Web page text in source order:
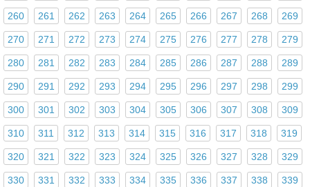
260 261 262 263 264 265 266 267 268 269
270 271 272 273 274 275 276 277 278 279
280 281 282 283 284 285 286 287 288 289
290 291 292 293 294 295 296 297 298 299
300 301 302 303 304 305 306 307 308 309
310 311 312 313 314 315 316 317 318 319
320 321 322 323 324 325 326 327 328 329
330 331 332 333 334 335 336 337 338 339